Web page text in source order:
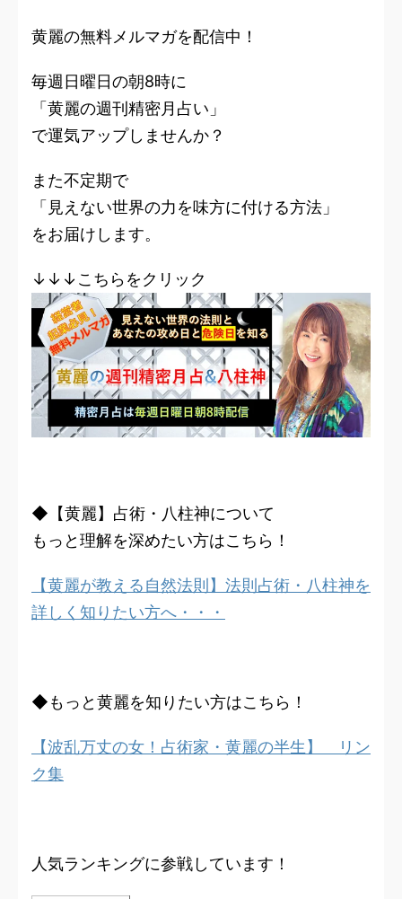
黄麗の無料メルマガを配信中！
毎週日曜日の朝8時に
「黄麗の週刊精密月占い」
で運気アップしませんか？
また不定期で
「見えない世界の力を味方に付ける方法」
をお届けします。
↓↓↓こちらをクリック
◆【黄麗】占術・八柱神について
もっと理解を深めたい方はこちら！
【黄麗が教える自然法則】法則占術・八柱神を
詳しく知りたい方へ・・・
◆もっと黄麗を知りたい方はこちら！
【波乱万丈の女！占術家・黄麗の半生】 リン
ク集
人気ランキングに参戦しています！